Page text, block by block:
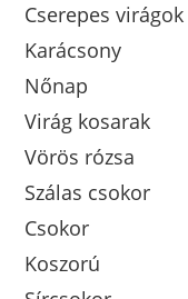
Cserepes
Karácsony
Nőnap
Virág kosarak
Vörös rózsa
Szálas csokor
Csokor
Koszorú